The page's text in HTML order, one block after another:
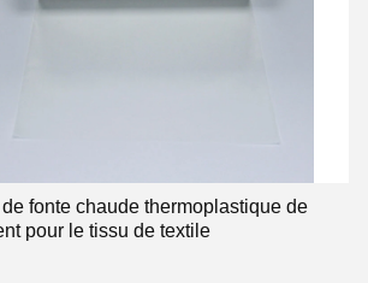
fonte chaude thermoplastique de
pour le tissu de textile